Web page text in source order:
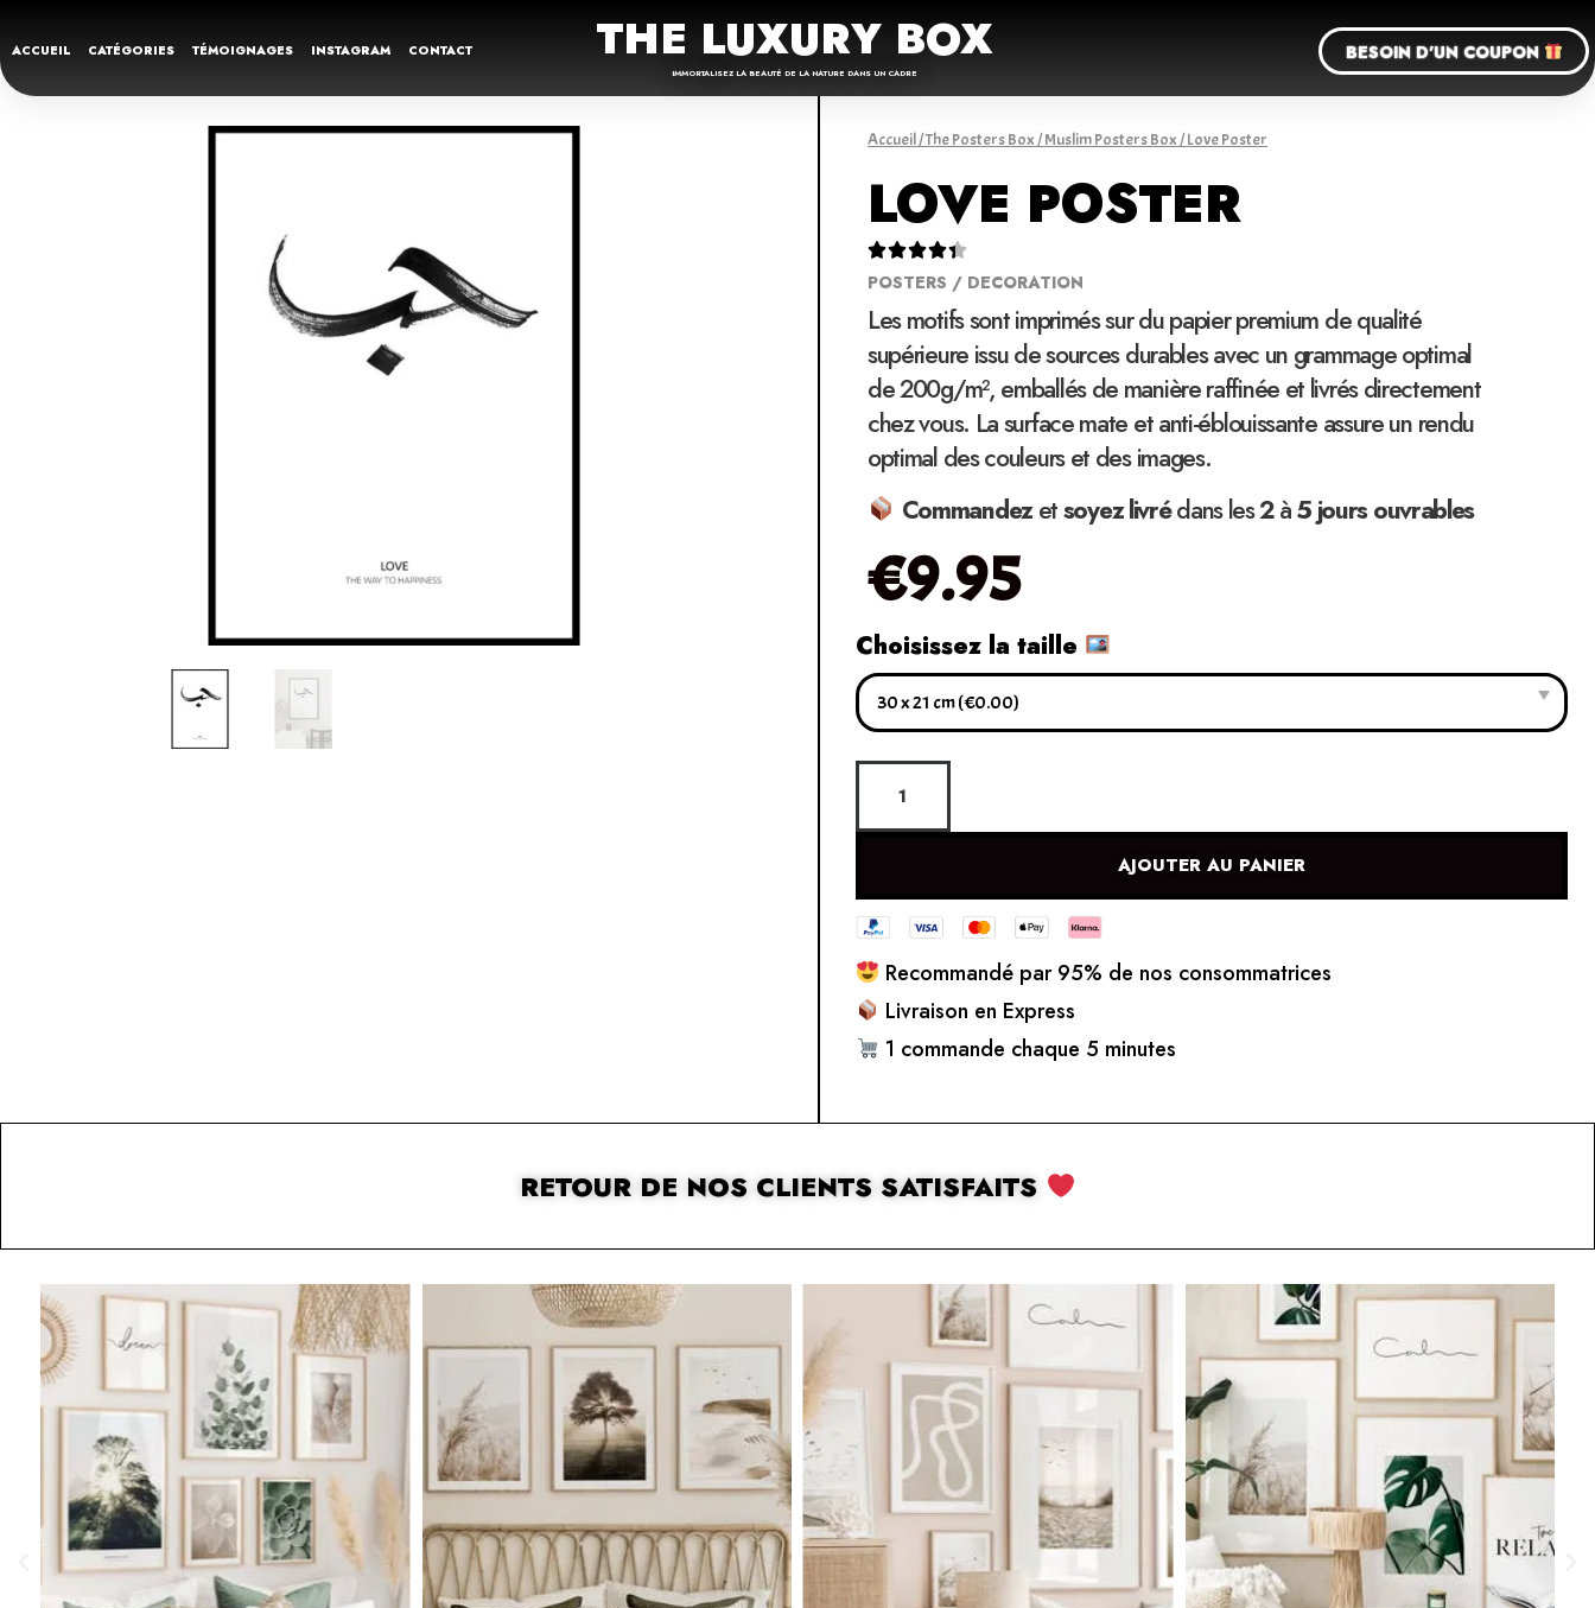
ACCUEIL CATÉGORIES TÉMOIGNAGES INSTAGRAM CONTACT THE LUXURY BOX
IMMORTALISEZ LA BEAUTÉ DE LA NATURE DANS UN CADRE
BESOIN D'UN COUPON
Accueil/The Posters Box/Muslim Posters Box/ Love Poster
LOVE POSTER

POSTERS / DECORATION
Les motifs sont imprimés sur du papier premium de qualité
supérieure issu de sources durables avec un grammage optimal
de 200g/m², emballés de manière raffinée et livrés directement
chez vous. La surface mate et anti-éblouissante assure un rendu
optimal des couleurs et des images.
Commandezetsoyezlivrédans les2à5 jours ouvrables
€9.95
Choisissez la taille
AJOUTER AU PANIER
Recommandé par 95% de nos consommatrices
Livraison en Express
1 commande chaque 5 minutes
RETOUR DE NOS CLIENTS SATISFAITS